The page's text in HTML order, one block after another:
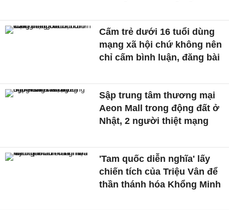
Cấm trẻ dưới 16 tuổi dùng
mạng xã hội chứ không nên
chỉ cấm bình luận, đăng bài
Sập trung tâm thương mại
Aeon Mall trong động đất ở
Nhật, 2 người thiệt mạng
'Tam quốc diễn nghĩa' lấy
chiến tích của Triệu Vân để
thần thánh hóa Khổng Minh